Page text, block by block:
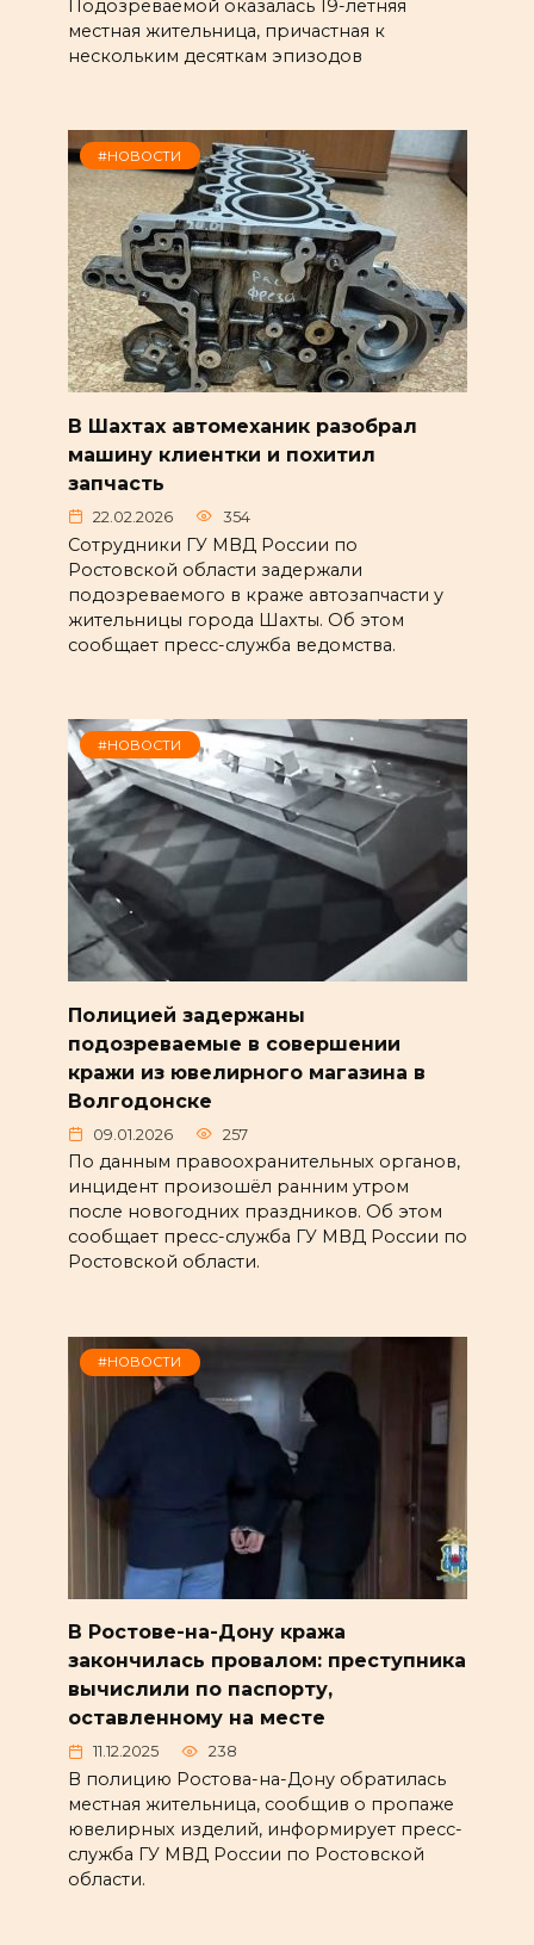
Подозреваемой оказалась 19-летняя
местная жительница, причастная к
нескольким десяткам эпизодов
#НОВОСТИ
В Шахтах автомеханик разобрал
машину клиентки и похитил
запчасть
22.02.2026 354
Сотрудники ГУ МВД России по
Ростовской области задержали
подозреваемого в краже автозапчасти у
жительницы города Шахты. Об этом
сообщает пресс-служба ведомства.
#НОВОСТИ
Полицией задержаны
подозреваемые в совершении
кражи из ювелирного магазина в
Волгодонске
09.01.2026 257
По данным правоохранительных органов,
инцидент произошёл ранним утром
после новогодних праздников. Об этом
сообщает пресс-служба ГУ МВД России по
Ростовской области.
#НОВОСТИ
В Ростове-на-Дону кража
закончилась провалом: преступника
вычислили по паспорту,
оставленному на месте
11.12.2025 238
В полицию Ростова-на-Дону обратилась
местная жительница, сообщив о пропаже
ювелирных изделий, информирует пресс-
служба ГУ МВД России по Ростовской
области.